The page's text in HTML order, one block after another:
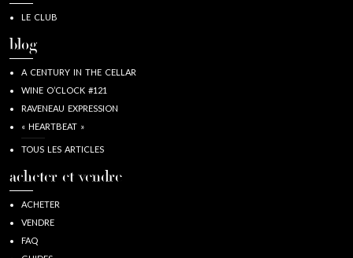
LE CLUB
blog
A CENTURY IN THE CELLAR
WINE O’CLOCK #121
RAVENEAU EXPRESSION
« HEARTBEAT »
TOUS LES ARTICLES
acheter et vendre
ACHETER
VENDRE
FAQ